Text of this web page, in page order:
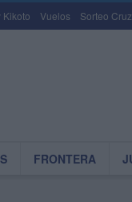
Kikoto Vuelos Sorteo
FRONTERA